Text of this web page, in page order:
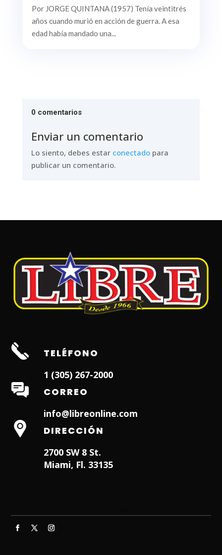
Por JORGE QUINTANA (1957) Tenía veintitrés
años cuando murió en acción de guerra. A esa
edad había mandado una...
0 comentarios
Enviar un comentario
Lo siento, debes estar conectadopara
publicar un comentario.
TELÉFONO
1 (305) 267-2000
CORREO
info@libreonline.com
DIRECCIÓN
2700 SW 8 St.
Miami, Fl. 33135